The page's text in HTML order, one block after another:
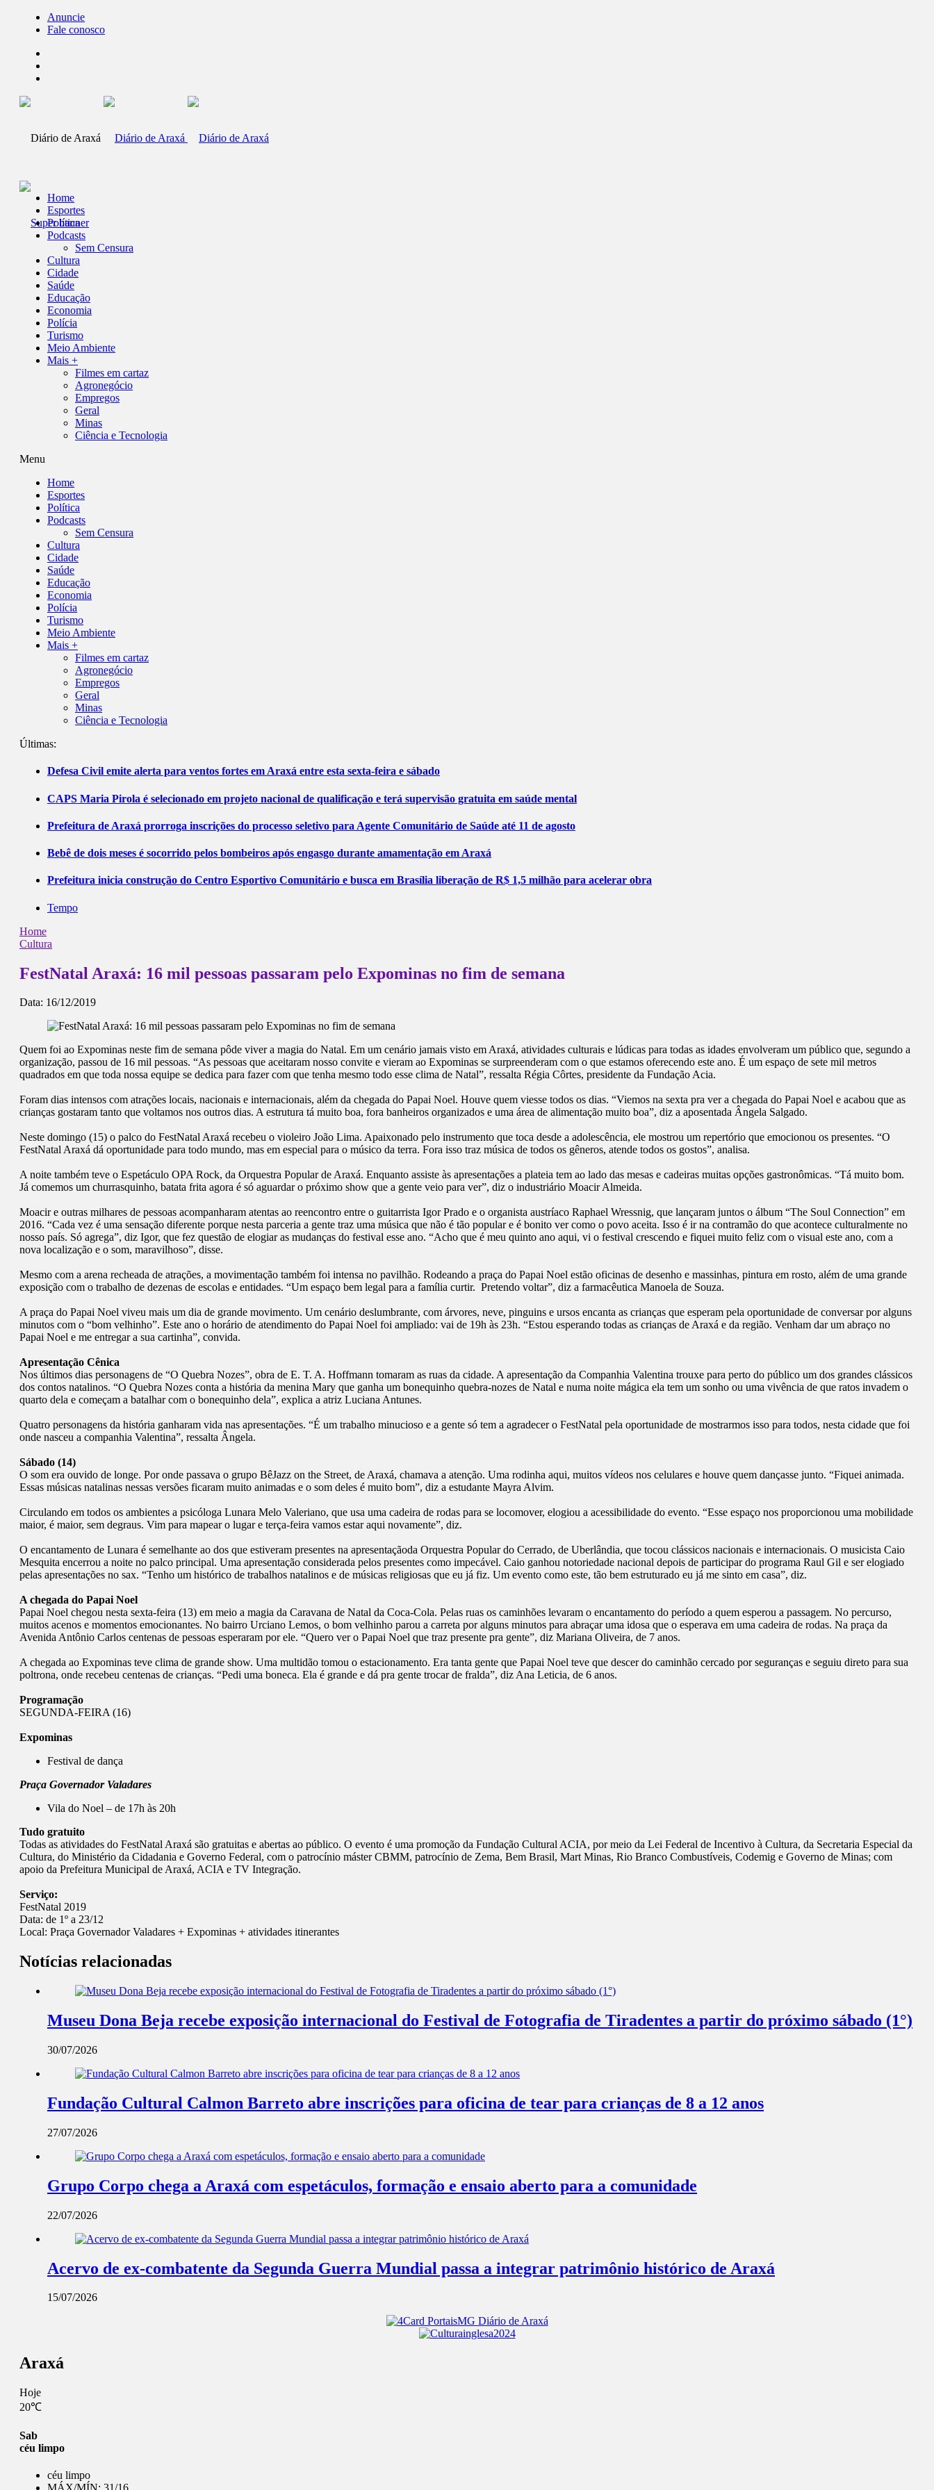
Anuncie
Fale conosco
Home
Esportes
Política
Podcasts
Sem Censura
Cultura
Cidade
Saúde
Educação
Economia
Polícia
Turismo
Meio Ambiente
Mais +
Filmes em cartaz
Agronegócio
Empregos
Geral
Minas
Ciência e Tecnologia
Menu
Home
Esportes
Política
Podcasts
Sem Censura
Cultura
Cidade
Saúde
Educação
Economia
Polícia
Turismo
Meio Ambiente
Mais +
Filmes em cartaz
Agronegócio
Empregos
Geral
Minas
Ciência e Tecnologia
Últimas:
Defesa Civil emite alerta para ventos fortes em Araxá entre esta sexta-feira e sábado
CAPS Maria Pirola é selecionado em projeto nacional de qualificação e terá supervisão gratuita em saúde mental
Prefeitura de Araxá prorroga inscrições do processo seletivo para Agente Comunitário de Saúde até 11 de agosto
Bebê de dois meses é socorrido pelos bombeiros após engasgo durante amamentação em Araxá
Prefeitura inicia construção do Centro Esportivo Comunitário e busca em Brasília liberação de R$ 1,5 milhão para acelerar obra
Tempo
Home
Cultura
FestNatal Araxá: 16 mil pessoas passaram pelo Expominas no fim de semana
Data: 16/12/2019
Quem foi ao Expominas neste fim de semana pôde viver a magia do Natal. Em um cenário jamais visto em Araxá, atividades culturais e lúdicas para todas as idades envolveram um público que, segundo a
organização, passou de 16 mil pessoas. “As pessoas que aceitaram nosso convite e vieram ao Expominas se surpreenderam com o que estamos oferecendo este ano. É um espaço de sete mil metros
quadrados em que toda nossa equipe se dedica para fazer com que tenha mesmo todo esse clima de Natal”, ressalta Régia Côrtes, presidente da Fundação Acia.
Foram dias intensos com atrações locais, nacionais e internacionais, além da chegada do Papai Noel. Houve quem viesse todos os dias. “Viemos na sexta pra ver a chegada do Papai Noel e acabou que as
crianças gostaram tanto que voltamos nos outros dias. A estrutura tá muito boa, fora banheiros organizados e uma área de alimentação muito boa”, diz a aposentada Ângela Salgado.
Neste domingo (15) o palco do FestNatal Araxá recebeu o violeiro João Lima. Apaixonado pelo instrumento que toca desde a adolescência, ele mostrou um repertório que emocionou os presentes. “O
FestNatal Araxá dá oportunidade para todo mundo, mas em especial para o músico da terra. Fora isso traz música de todos os gêneros, atende todos os gostos”, analisa.
A noite também teve o Espetáculo OPA Rock, da Orquestra Popular de Araxá. Enquanto assiste às apresentações a plateia tem ao lado das mesas e cadeiras muitas opções gastronômicas. “Tá muito bom.
Já comemos um churrasquinho, batata frita agora é só aguardar o próximo show que a gente veio para ver”, diz o industriário Moacir Almeida.
Moacir e outras milhares de pessoas acompanharam atentas ao reencontro entre o guitarrista Igor Prado e o organista austríaco Raphael Wressnig, que lançaram juntos o álbum “The Soul Connection” em
2016. “Cada vez é uma sensação diferente porque nesta parceria a gente traz uma música que não é tão popular e é bonito ver como o povo aceita. Isso é ir na contramão do que acontece culturalmente no
nosso país. Só agrega”, diz Igor, que fez questão de elogiar as mudanças do festival esse ano. “Acho que é meu quinto ano aqui, vi o festival crescendo e fiquei muito feliz com o visual este ano, com a
nova localização e o som, maravilhoso”, disse.
Mesmo com a arena recheada de atrações, a movimentação também foi intensa no pavilhão. Rodeando a praça do Papai Noel estão oficinas de desenho e massinhas, pintura em rosto, além de uma grande
exposição com o trabalho de dezenas de escolas e entidades. “Um espaço bem legal para a família curtir. Pretendo voltar”, diz a farmacêutica Manoela de Souza.
A praça do Papai Noel viveu mais um dia de grande movimento. Um cenário deslumbrante, com árvores, neve, pinguins e ursos encanta as crianças que esperam pela oportunidade de conversar por alguns
minutos com o “bom velhinho”. Este ano o horário de atendimento do Papai Noel foi ampliado: vai de 19h às 23h. “Estou esperando todas as crianças de Araxá e da região. Venham dar um abraço no
Papai Noel e me entregar a sua cartinha”, convida.
Apresentação Cênica
Nos últimos dias personagens de “O Quebra Nozes”, obra de E. T. A. Hoffmann tomaram as ruas da cidade. A apresentação da Companhia Valentina trouxe para perto do público um dos grandes clássicos
dos contos natalinos. “O Quebra Nozes conta a história da menina Mary que ganha um bonequinho quebra-nozes de Natal e numa noite mágica ela tem um sonho ou uma vivência de que ratos invadem o
quarto dela e começam a batalhar com o bonequinho dela”, explica a atriz Luciana Antunes.
Quatro personagens da história ganharam vida nas apresentações. “É um trabalho minucioso e a gente só tem a agradecer o FestNatal pela oportunidade de mostrarmos isso para todos, nesta cidade que foi
onde nasceu a companhia Valentina”, ressalta Ângela.
Sábado (14)
O som era ouvido de longe. Por onde passava o grupo BêJazz on the Street, de Araxá, chamava a atenção. Uma rodinha aqui, muitos vídeos nos celulares e houve quem dançasse junto. “Fiquei animada.
Essas músicas natalinas nessas versões ficaram muito animadas e o som deles é muito bom”, diz a estudante Mayra Alvim.
Circulando em todos os ambientes a psicóloga Lunara Melo Valeriano, que usa uma cadeira de rodas para se locomover, elogiou a acessibilidade do evento. “Esse espaço nos proporcionou uma mobilidade
maior, é maior, sem degraus. Vim para mapear o lugar e terça-feira vamos estar aqui novamente”, diz.
O encantamento de Lunara é semelhante ao dos que estiveram presentes na apresentaçãoda Orquestra Popular do Cerrado, de Uberlândia, que tocou clássicos nacionais e internacionais. O musicista Caio
Mesquita encerrou a noite no palco principal. Uma apresentação considerada pelos presentes como impecável. Caio ganhou notoriedade nacional depois de participar do programa Raul Gil e ser elogiado
pelas apresentações no sax. “Tenho um histórico de trabalhos natalinos e de músicas religiosas que eu já fiz. Um evento como este, tão bem estruturado eu já me sinto em casa”, diz.
A chegada do Papai Noel
Papai Noel chegou nesta sexta-feira (13) em meio a magia da Caravana de Natal da Coca-Cola. Pelas ruas os caminhões levaram o encantamento do período a quem esperou a passagem. No percurso,
muitos acenos e momentos emocionantes. No bairro Urciano Lemos, o bom velhinho parou a carreta por alguns minutos para abraçar uma idosa que o esperava em uma cadeira de rodas. Na praça da
Avenida Antônio Carlos centenas de pessoas esperaram por ele. “Quero ver o Papai Noel que traz presente pra gente”, diz Mariana Oliveira, de 7 anos.
A chegada ao Expominas teve clima de grande show. Uma multidão tomou o estacionamento. Era tanta gente que Papai Noel teve que descer do caminhão cercado por seguranças e seguiu direto para sua
poltrona, onde recebeu centenas de crianças. “Pedi uma boneca. Ela é grande e dá pra gente trocar de fralda”, diz Ana Leticia, de 6 anos.
Programação
SEGUNDA-FEIRA (16)
Expominas
Festival de dança
Praça Governador Valadares
Vila do Noel – de 17h às 20h
Tudo gratuito
Todas as atividades do FestNatal Araxá são gratuitas e abertas ao público. O evento é uma promoção da Fundação Cultural ACIA, por meio da Lei Federal de Incentivo à Cultura, da Secretaria Especial da
Cultura, do Ministério da Cidadania e Governo Federal, com o patrocínio máster CBMM, patrocínio de Zema, Bem Brasil, Mart Minas, Rio Branco Combustíveis, Codemig e Governo de Minas; com
apoio da Prefeitura Municipal de Araxá, ACIA e TV Integração.
Serviço:
FestNatal 2019
Data: de 1º a 23/12
Local: Praça Governador Valadares + Expominas + atividades itinerantes
Notícias relacionadas
Museu Dona Beja recebe exposição internacional do Festival de Fotografia de Tiradentes a partir do próximo sábado (1°)
30/07/2026
Fundação Cultural Calmon Barreto abre inscrições para oficina de tear para crianças de 8 a 12 anos
27/07/2026
Grupo Corpo chega a Araxá com espetáculos, formação e ensaio aberto para a comunidade
22/07/2026
Acervo de ex-combatente da Segunda Guerra Mundial passa a integrar patrimônio histórico de Araxá
15/07/2026
Araxá
Hoje
20℃
Sab
céu limpo
céu limpo
MÁX/MÍN: 31/16